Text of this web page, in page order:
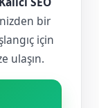
bir
için
ulaşın.